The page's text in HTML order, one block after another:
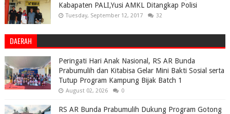
Kabapaten PALI,Yusi AMKL Ditangkap Polisi
Tuesday, September 12, 2017 32
DAERAH
Peringati Hari Anak Nasional, RS AR Bunda
Prabumulih dan Kitabisa Gelar Mini Bakti Sosial serta
Tutup Program Kampung Bijak Batch 1
August 02, 2026 0
RS AR Bunda Prabumulih Dukung Program Gotong